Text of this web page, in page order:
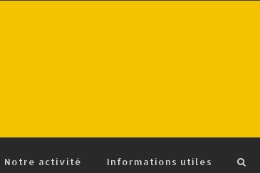
Notre activité Informations utiles